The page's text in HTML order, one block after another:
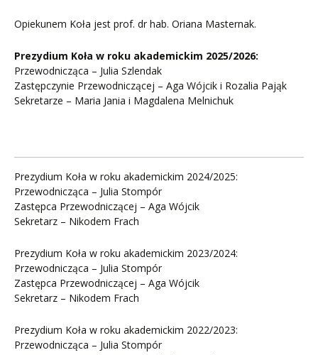
Opiekunem Koła jest prof. dr hab. Oriana Masternak.
Prezydium Koła w roku akademickim 2025/2026:
Przewodnicząca – Julia Szlendak
Zastępczynie Przewodniczącej – Aga Wójcik i Rozalia Pająk
Sekretarze – Maria Jania i Magdalena Melnichuk
Prezydium Koła w roku akademickim 2024/2025:
Przewodnicząca – Julia Stompór
Zastępca Przewodniczącej – Aga Wójcik
Sekretarz – Nikodem Frach
Prezydium Koła w roku akademickim 2023/2024:
Przewodnicząca – Julia Stompór
Zastępca Przewodniczącej – Aga Wójcik
Sekretarz – Nikodem Frach
Prezydium Koła w roku akademickim 2022/2023:
Przewodnicząca – Julia Stompór